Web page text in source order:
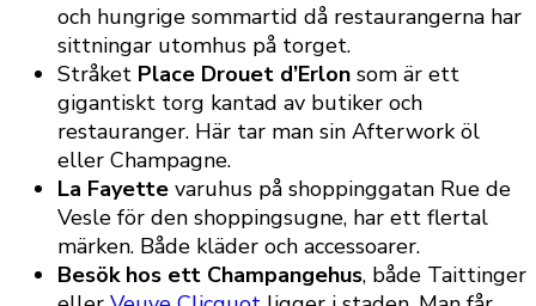
och hungrige sommartid då restaurangerna har
sittningar utomhus på torget.
Stråket Place Drouet d’Erlon som är ett
gigantiskt torg kantad av butiker och
restauranger. Här tar man sin Afterwork öl
eller Champagne.
La Fayette varuhus på shoppinggatan Rue de
Vesle för den shoppingsugne, har ett flertal
märken. Både kläder och accessoarer.
Besök hos ett Champangehus, både Taittinger